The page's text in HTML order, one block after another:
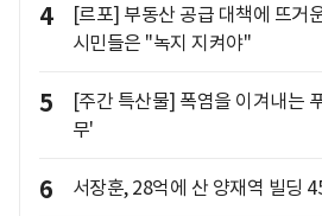
4
[르포] 부동산 공급 대책에 뜨
시민들은 "녹지 지켜야"
5
[주간 특산물] 폭염을 이겨내는
무'
6 서장훈, 28억에 산 양재역 빌딩